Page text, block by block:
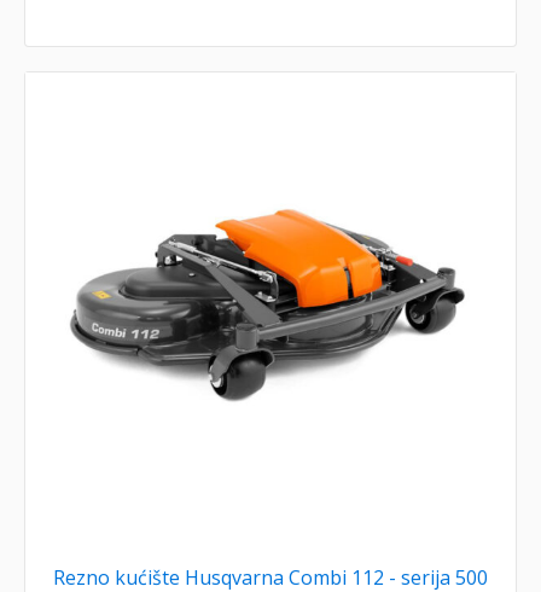
Rezno kućište Husqvarna Combi 112 - serija 500